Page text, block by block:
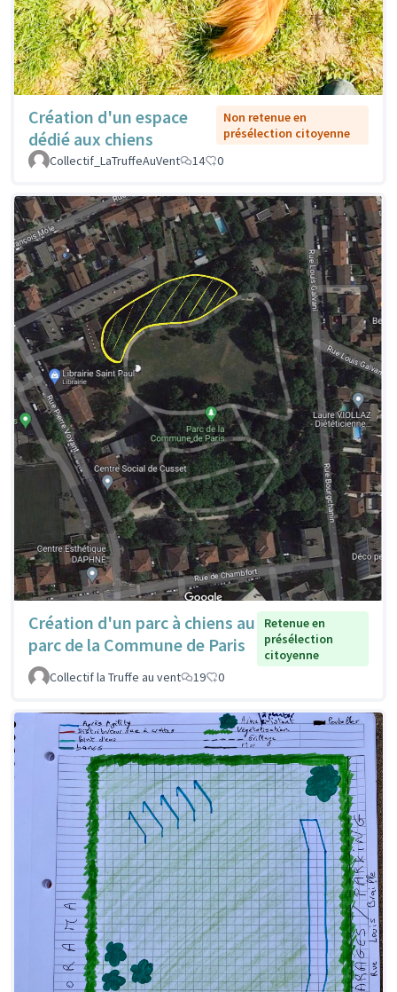
Création d'un espace
dédié aux chiens
Non retenue en
présélection citoyenne
Collectif_LaTruffeAuVent
14 0
Création d'un parc à chiens au
parc de la Commune de Paris
Retenue en
présélection
citoyenne
Collectif la Truffe au vent
19 0